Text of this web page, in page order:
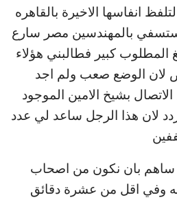
انفاسها الاخيرة بالقاهره
بالمهندسين مصر سارع
المطلوب كبير فطالبني هؤلاء
لان الوضع صعب ولم اجد
بشيخ الامين الموجود
لان هذا الرجل ساعد لي عدد
ساهم بان نكون من اصحاب
به وفي اقل من عشرة دقائق